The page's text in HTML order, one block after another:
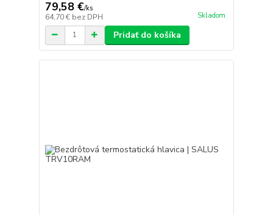
79,58 €/ks
64,70 € bez DPH Skladom
Pridať do košíka